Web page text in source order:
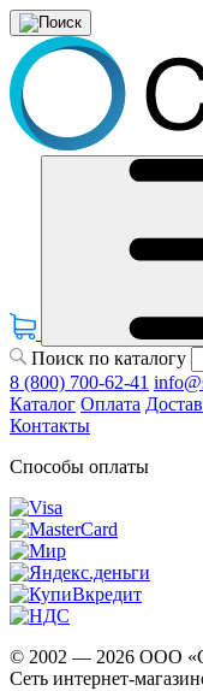
Поиск по каталогу
8 (800) 700-62-41
Каталог Оплата
Контакты
Способы оплаты
© 2002 — 2026 ООО
Сеть интернет-